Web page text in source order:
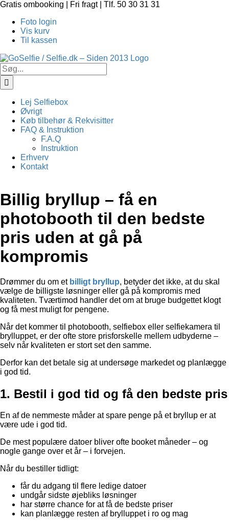
Skip
content
Gratis ombooking | Fri fragt | Tlf. 50 30 31 31
Foto login
Vis kurv
Til kassen
Søg
efter:
Lej Selfiebox
Øvrigt
Køb tilbehør & Rekvisitter
FAQ & Instruktion
F.A.Q
Instruktion
Erhverv
Kontakt
Billig bryllup – få en
photobooth til den bedste
pris uden at gå på
kompromis
Drømmer du om et billigt bryllup, betyder det ikke, at du skal
vælge de billigste løsninger eller gå på kompromis med
kvaliteten. Tværtimod handler det om at bruge budgettet klogt
og få mest muligt for pengene.
Når det kommer til photobooth, selfiebox eller selfiekamera til
brylluppet, er der ofte store prisforskelle mellem udbyderne –
selv når kvaliteten er stort set den samme.
Derfor kan det betale sig at undersøge markedet og planlægge
i god tid.
1. Bestil i god tid og få den bedste pris
En af de nemmeste måder at spare penge på et bryllup er at
være ude i god tid.
De mest populære datoer bliver ofte booket måneder – og
nogle gange over et år – i forvejen.
Når du bestiller tidligt:
får du adgang til flere ledige datoer
undgår sidste øjebliks løsninger
har større chance for at få de bedste priser
kan planlægge resten af brylluppet i ro og mag